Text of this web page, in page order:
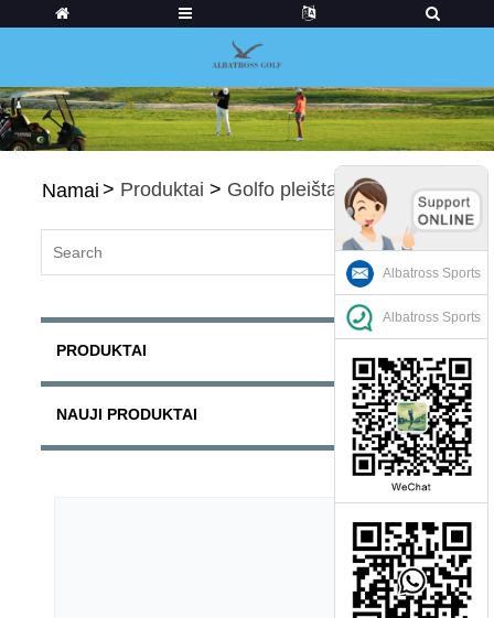
Namai > Produktai > Golfo pleištai
PRODUKTAI
NAUJI PRODUKTAI
Albatross Sports
Albatross Sports